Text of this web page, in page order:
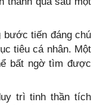
bước tiến đáng chú
tiêu cá nhân. Một
bất ngờ tìm được
trì tinh thần tích